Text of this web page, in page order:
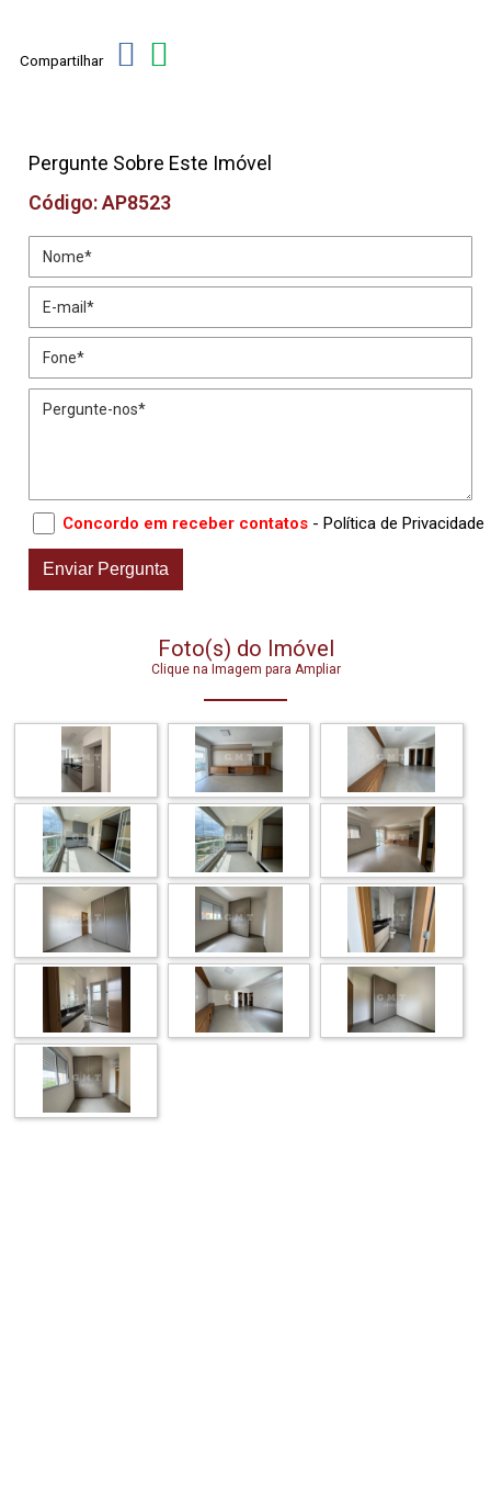
Compartilhar
Pergunte Sobre Este Imóvel
Código: AP8523
Concordo em receber contatos - Política de Privacidade
Foto(s) do Imóvel
Clique na Imagem para Ampliar